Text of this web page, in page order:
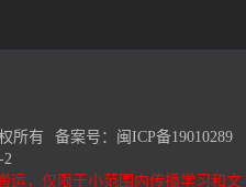
所有
备案号： 闽ICP备19010289
2
运，仅限于小范围内传播学习和文